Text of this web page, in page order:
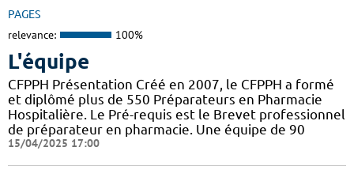
PAGES
relevance: 100%
L'équipe
CFPPH Présentation Créé en 2007, le CFPPH a formé
et diplômé plus de 550 Préparateurs en Pharmacie
Hospitalière. Le Pré-requis est le Brevet professionnel
de préparateur en pharmacie. Une équipe de 90
15/04/2025 17:00